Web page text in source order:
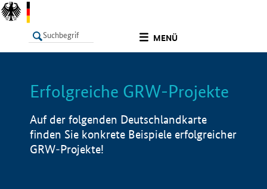
MENÜ
LISTE Info
Erfolgreiche GRW-Projekte
Auf der folgenden Deutschlandkarte
finden Sie konkrete Beispiele erfolgreicher
GRW-Projekte!